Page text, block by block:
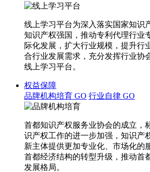
线上学习平台为深入落实国家知识
知识产权强国，推动专利代理行业
际化发展，扩大行业规模，提升行
合行业发展需求，充分发挥行业协
线上学习平台。
权益保障
品牌机构培育 GO 行业自律 GO
首都知识产权服务业协会的成立，
识产权工作的进一步加强，知识产
新主体提供更加专业化、市场化的
首都经济结构的转型升级，推动首
发展格局。